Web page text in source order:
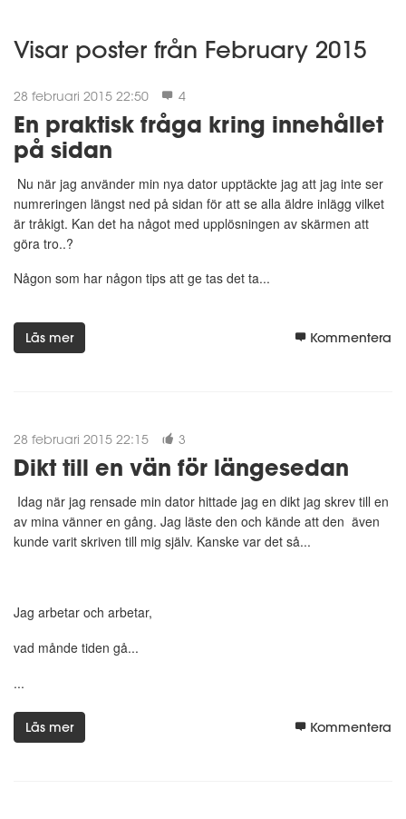
Visar poster från February 2015
28 februari 2015 22:50 4
En praktisk fråga kring innehållet
på sidan
Nu när jag använder min nya dator upptäckte jag att jag inte ser
numreringen längst ned på sidan för att se alla äldre inlägg vilket
är tråkigt. Kan det ha något med upplösningen av skärmen att
göra tro..?
Någon som har någon tips att ge tas det ta...
Läs mer Kommentera
28 februari 2015 22:15 3
Dikt till en vän för längesedan
Idag när jag rensade min dator hittade jag en dikt jag skrev till en
av mina vänner en gång. Jag läste den och kände att den även
kunde varit skriven till mig själv. Kanske var det så...
Jag arbetar och arbetar,
vad månde tiden gå...
...
Läs mer Kommentera